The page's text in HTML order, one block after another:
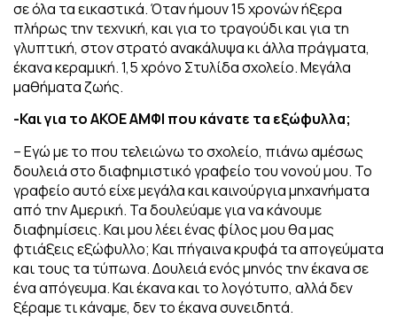
σε όλα τα εικαστικά. Όταν ήμουν 15 χρονών ήξερα
πλήρως την τεχνική, και για το τραγούδι και για τη
γλυπτική, στον στρατό ανακάλυψα κι άλλα πράγματα,
έκανα κεραμική. 1,5 χρόνο Στυλίδα σχολείο. Μεγάλα
μαθήματα ζωής.
-Και για το ΑΚΟΕ ΑΜΦΙ που κάνατε τα εξώφυλλα;
– Εγώ με το που τελειώνω το σχολείο, πιάνω αμέσως
δουλειά στο διαφημιστικό γραφείο του νονού μου. Το
γραφείο αυτό είχε μεγάλα και καινούργια μηχανήματα
από την Αμερική. Τα δουλεύαμε για να κάνουμε
διαφημίσεις. Και μου λέει ένας φίλος μου θα μας
φτιάξεις εξώφυλλο; Και πήγαινα κρυφά τα απογεύματα
και τους τα τύπωνα. Δουλειά ενός μηνός την έκανα σε
ένα απόγευμα. Και έκανα και το λογότυπο, αλλά δεν
ξέραμε τι κάναμε, δεν το έκανα συνειδητά.